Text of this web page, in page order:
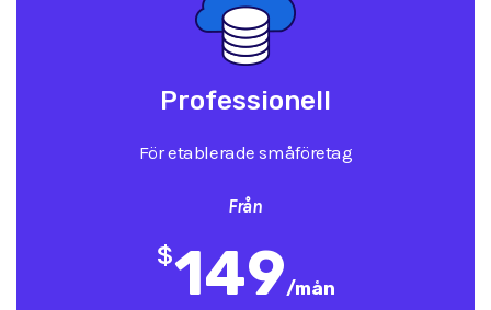
Professionell
För etablerade småföretag
Från
$149/mån